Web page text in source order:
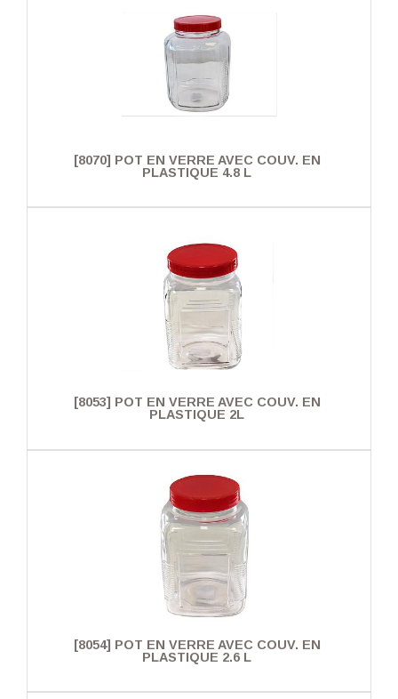
[8070] POT EN VERRE AVEC COUV. EN
PLASTIQUE 4.8 L
[8053] POT EN VERRE AVEC COUV. EN
PLASTIQUE 2L
[8054] POT EN VERRE AVEC COUV. EN
PLASTIQUE 2.6 L